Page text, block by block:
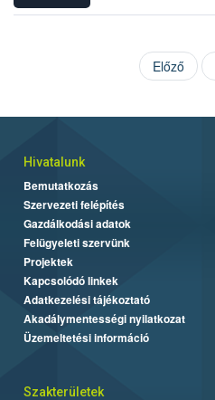
Előző
Hivatalunk
Bemutatkozás
Szervezeti felépítés
Gazdálkodási adatok
Felügyeleti szervünk
Projektek
Kapcsolódó linkek
Adatkezelési tájékoztató
Akadálymentességi nyilatkozat
Üzemeltetési információ
Szakterületek